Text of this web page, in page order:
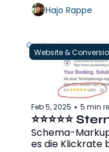
Hajo Rappe
Website &
Feb 5, 2025 • 5 min
⭐⭐⭐⭐⭐
Schema-
es die Klickrate